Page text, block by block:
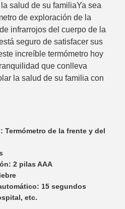
salud de su familiaYa sea
de exploración de la
infrarrojos del cuerpo de la
seguro de satisfacer sus
increíble termómetro hoy
que conlleva
la salud de su familia con
Termómetro de la frente y del
2 pilas AAA
15 segundos
etc.